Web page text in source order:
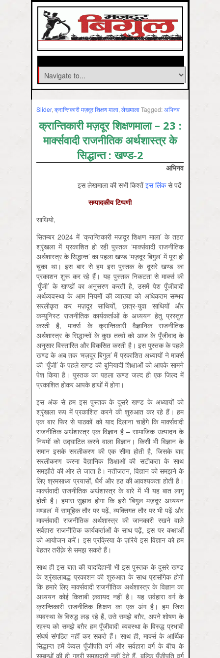
Slider, क्रान्तिकारी मज़दूर शिक्षण माला, लेखमालाTagged:अभिनव
क्रान्तिकारी मज़दूर शिक्षणमाला – 23 :
मार्क्सवादी राजनीतिक अर्थशास्त्र के
सिद्धान्त : खण्ड-2
अभिनव
इस लेखमाला की सभी किश्‍तें इस लिंकसे पढें
सम्पादकीयटिप्पणी
साथियो,
सितम्बर 2024 में ‘क्रान्तिकारी मज़दूर शिक्षण माला’ के तहत
श्रृंखला में प्रकाशित हो रही पुस्तक ‘मार्क्सवादी राजनीतिक
अर्थशास्त्र के सिद्धान्त’ का पहला खण्ड ‘मज़दूर बिगुल’ में पूरा हो
चुका था। इस बार से हम इस पुस्तक के दूसरे खण्ड का
प्रकाशन शुरू कर रहे हैं। यह पुस्तक निकटता से मार्क्स की
‘पूँजी’ के खण्डों का अनुसरण करती है, उसमें पेश पूँजीवादी
अर्थव्यवस्था के आम नियमों की व्याख्या को अधिकतम सम्भव
सरलीकृत कर मज़दूर साथियों, छात्र-युवा साथियों और
कम्युनिस्ट राजनीतिक कार्यकर्ताओं के अध्ययन हेतु प्रस्तुत
करती है, मार्क्स के क्रान्तिकारी वैज्ञानिक राजनीतिक
अर्थशास्त्र के सिद्धान्तों के कुछ तत्वों को आज के पूँजीवाद के
अनुसार विस्तारित और विकसित करती है। इस पुस्तक के पहले
खण्ड के अब तक ‘मज़दूर बिगुल’ में प्रकाशित अध्यायों ने मार्क्स
की ‘पूँजी’ के पहले खण्ड की बुनियादी शिक्षाओं को आपके सामने
पेश किया है। पुस्तक का पहला खण्ड जल्द ही एक जिल्द में
प्रकाशित होकर आपके हाथों में होगा।
इस अंक से हम इस पुस्तक के दूसरे खण्ड के अध्यायों को
श्रृंखला रूप में प्रकाशित करने की शुरुआत कर रहे हैं। हम
एक बार फिर से पाठकों को याद दिलाना चाहेंगे कि मार्क्सवादी
राजनीतिक अर्थशास्त्र एक विज्ञान है – सामाजिक उत्पादन के
नियमों को उद्घाटित करने वाला विज्ञान। किसी भी विज्ञान के
समान इसके सरलीकरण की एक सीमा होती है, जिसके बाद
सरलीकरण करना वैज्ञानिक शिक्षाओं की सटीकता के साथ
समझौते की ओर ले जाता है। नतीजतन, विज्ञान को समझने के
लिए श्रमसाध्य प्रयासों, धैर्य और हठ की आवश्यकता होती है।
मार्क्सवादी राजनीतिक अर्थशास्त्र के बारे में भी यह बात लागू
होती है। हमारा सुझाव होगा कि इसे ‘बिगुल मज़दूर अध्ययन
मण्डल’ में सामूहिक तौर पर पढ़ें, व्यक्तिगत तौर पर भी पढ़ें और
मार्क्सवादी राजनीतिक अर्थशास्त्र की जानकारी रखने वाले
सर्वहारा राजनीतिक कार्यकर्ताओं के साथ पढ़ें, इस पर कक्षाओं
को आयोजन करें। इस प्रक्रिया के ज़रिये इस विज्ञान को हम
बेहतर तरीक़े से समझ सकते हैं।
साथ ही इस बात की याददिहानी भी इस पुस्तक के दूसरे खण्ड
के श्रृंखलाबद्ध प्रकाशन की शुरुआत के साथ प्रासंगिक होगी
कि हमारे लिए मार्क्सवादी राजनीतिक अर्थशास्त्र के विज्ञान का
अध्ययन कोई किताबी क़वायद नहीं है। यह सर्वहारा वर्ग के
क्रान्तिकारी राजनीतिक शिक्षण का एक अंग है। हम जिस
व्यवस्था के विरुद्ध लड़ रहे हैं, उसे समझे बग़ैर, अपने शोषण के
रहस्य को समझे बग़ैर हम पूँजीवादी व्यवस्था के विरुद्ध प्रभावी
संघर्ष संगठित नहीं कर सकते हैं। साथ ही, मार्क्स के आर्थिक
सिद्धान्त हमें केवल पूँजीपति वर्ग और सर्वहारा वर्ग के बीच के
सम्बन्धों की ही गहरी समझदारी नहीं देते हैं, बल्कि पूँजीपति वर्ग